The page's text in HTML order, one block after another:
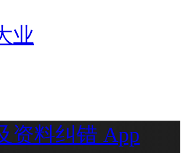
业
资料纠错 App